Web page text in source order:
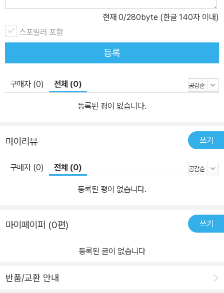
현재 0/280byte (한글 140자 이내)
스포일러 포함
등록
구매자 (0) 전체 (0)
등록된 평이 없습니다.
마이리뷰 쓰기
구매자 (0) 전체 (0)
등록된 평이 없습니다.
마이페이퍼 (0편) 쓰기
등록된 글이 없습니다
반품/교환 안내